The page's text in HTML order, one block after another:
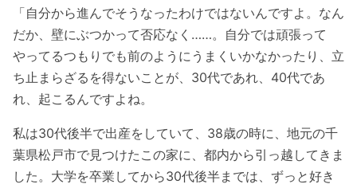
「自分から進んでそうなったわけではないんですよ。なん
だか、壁にぶつかって否応なく……。自分では頑張って
やってるつもりでも前のようにうまくいかなかったり、立
ち止まらざるを得ないことが、30代であれ、40代であ
れ、起こるんですよね。
私は30代後半で出産をしていて、38歳の時に、地元の千
葉県松戸市で見つけたこの家に、都内から引っ越してきま
した。大学を卒業してから30代後半までは、ずっと好き